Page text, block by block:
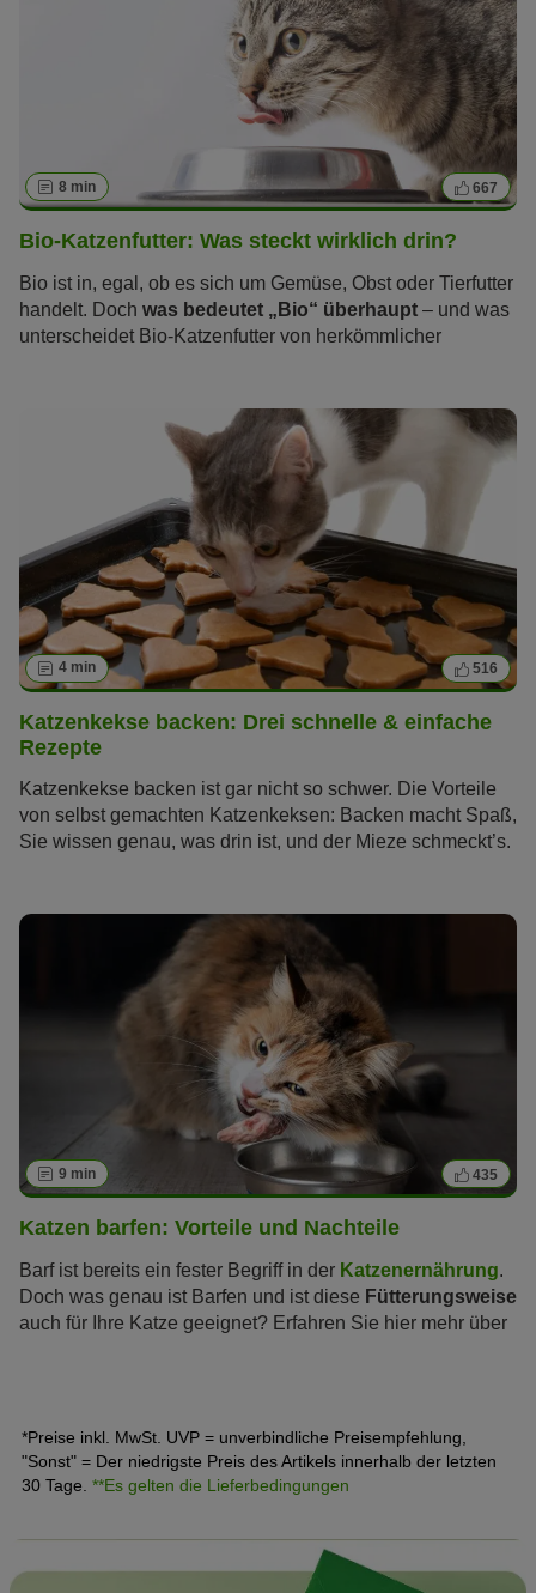
8 min 667
Bio-Katzenfutter: Was steckt wirklich drin?
Bio ist in, egal, ob es sich um Gemüse, Obst oder Tierfutter
handelt. Doch was bedeutet „Bio“ überhaupt – und was
unterscheidet Bio-Katzenfutter von herkömmlicher
4 min 516
Katzenkekse backen: Drei schnelle & einfache
Rezepte
Katzenkekse backen ist gar nicht so schwer. Die Vorteile
von selbst gemachten Katzenkeksen: Backen macht Spaß,
Sie wissen genau, was drin ist, und der Mieze schmeckt’s.
9 min 435
Katzen barfen: Vorteile und Nachteile
Barf ist bereits ein fester Begriff in der Katzenernährung.
Doch was genau ist Barfen und ist diese Fütterungsweise
auch für Ihre Katze geeignet? Erfahren Sie hier mehr über
*Preise inkl. MwSt. UVP = unverbindliche Preisempfehlung,
"Sonst" = Der niedrigste Preis des Artikels innerhalb der letzten
30 Tage. **Es gelten die Lieferbedingungen